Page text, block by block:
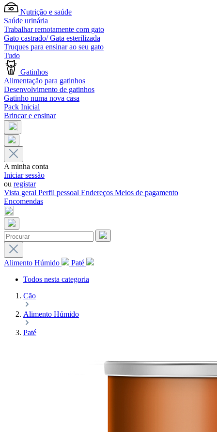
Nutrição e saúde
Saúde urinária
Trabalhar remotamente com gato
Gato castrado/ Gata esterilizada
Truques para ensinar ao seu gato
Tudo
Gatinhos
Alimentação para gatinhos
Desenvolvimento de gatinhos
Gatinho numa nova casa
Pack Inicial
Brincar e ensinar
A minha conta
Iniciar sessão
ou registar
Vista geral Perfil pessoal Endereços Meios de pagamento
Encomendas
Alimento Húmido
Paté
Todos nesta categoria
Cão
Alimento Húmido
Paté